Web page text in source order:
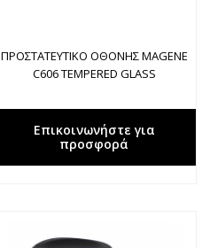
ΠΡΟΣΤΑΤΕΥΤΙΚΟ ΟΘΟΝΗΣ MAGENE
C606 TEMPERED GLASS
Επικοινωνήστε για
προσφορά